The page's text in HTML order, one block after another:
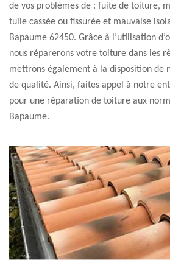
de vos problèmes de : fuite de toiture,
tuile cassée ou fissurée et mauvaise
Bapaume 62450. Grâce à l’utilisation
nous réparerons votre toiture dans les
mettrons également à la disposition de
de qualité. Ainsi, faites appel à notre
pour une réparation de toiture aux
Bapaume.